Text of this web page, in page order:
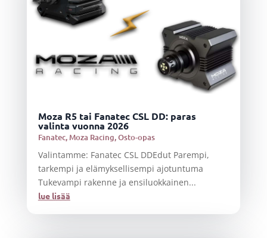
Moza R5 tai Fanatec CSL DD: paras
valinta vuonna 2026
Fanatec, Moza Racing,Osto-opas
Valintamme: Fanatec CSL DDEdut Parempi,
tarkempi ja elämyksellisempi ajotuntuma
Tukevampi rakenne ja ensiluokkainen...
lue lisää